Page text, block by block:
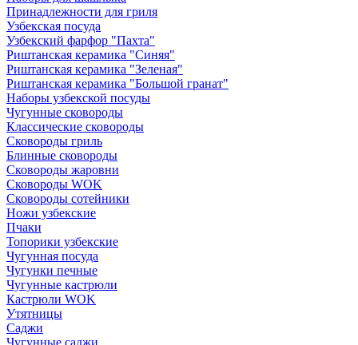
Принадлежности для гриля
Узбекская посуда
Узбекский фарфор "Пахта"
Риштанская керамика "Синяя"
Риштанская керамика "Зеленая"
Риштанская керамика "Большой гранат"
Наборы узбекской посуды
Чугунные сковороды
Классические сковороды
Сковороды гриль
Блинные сковороды
Сковороды жаровни
Сковороды WOK
Сковороды сотейники
Ножи узбекские
Пчаки
Топорики узбекские
Чугунная посуда
Чугунки печные
Чугунные кастрюли
Кастрюли WOK
Утятницы
Саджи
Чугунные саджи